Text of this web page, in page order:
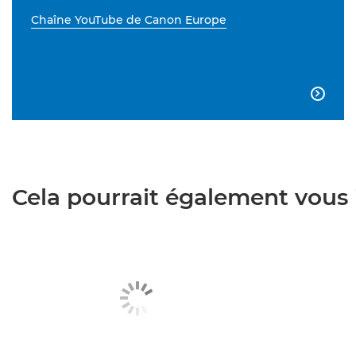
Chaîne YouTube de Canon Europe

Cela pourrait également vous